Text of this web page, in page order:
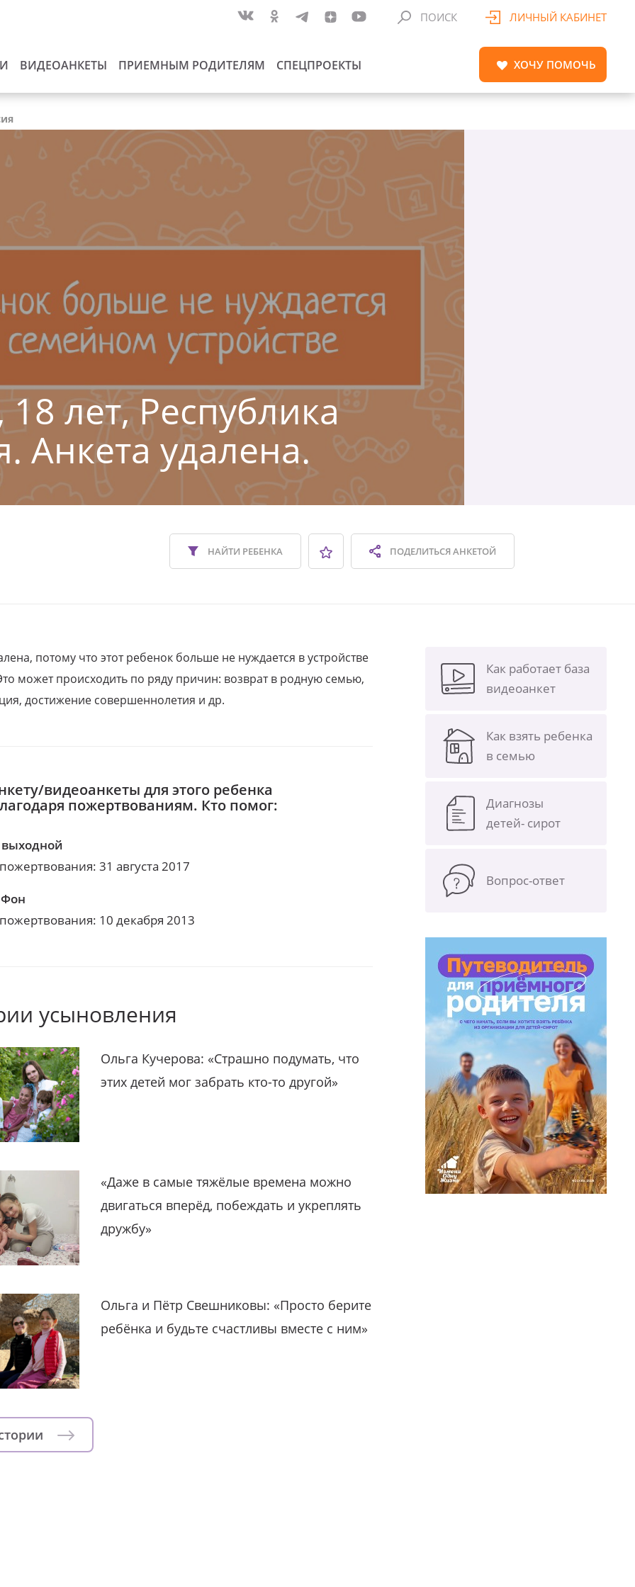
ВИДЕОАНКЕТЫ ПРИЕМНЫМ РОДИТЕЛЯМ СПЕЦПРОЕКТЫ
ПОИСК ЛИЧНЫЙ КАБИНЕТ
ХОЧУ ПОМОЧЬ
18 лет, Республика
Анкета удалена.
ПОДЕЛИТЬСЯАНКЕТОЙ
НАЙТИ РЕБЕНКА
потому что этот ребенок больше не нуждается в устройстве
может происходить по ряду причин: возврат в родную семью,
достижение совершеннолетия и др.
видеоанкеты для этого ребенка
пожертвованиям. Кто помог:
31 августа 2017
10 декабря 2013
усыновления
Ольга Кучерова: «Страшно подумать, что
этих детей мог забрать кто-то другой»
«Даже в самые тяжёлые времена можно
двигаться вперёд, побеждать и укреплять
дружбу»
Ольга и Пётр Свешниковы: «Просто берите
ребёнка и будьте счастливы вместе с ним»
Как работает база
видеоанкет
Как взять ребенка
в семью
Диагнозы
детей- сирот
Вопрос-ответ